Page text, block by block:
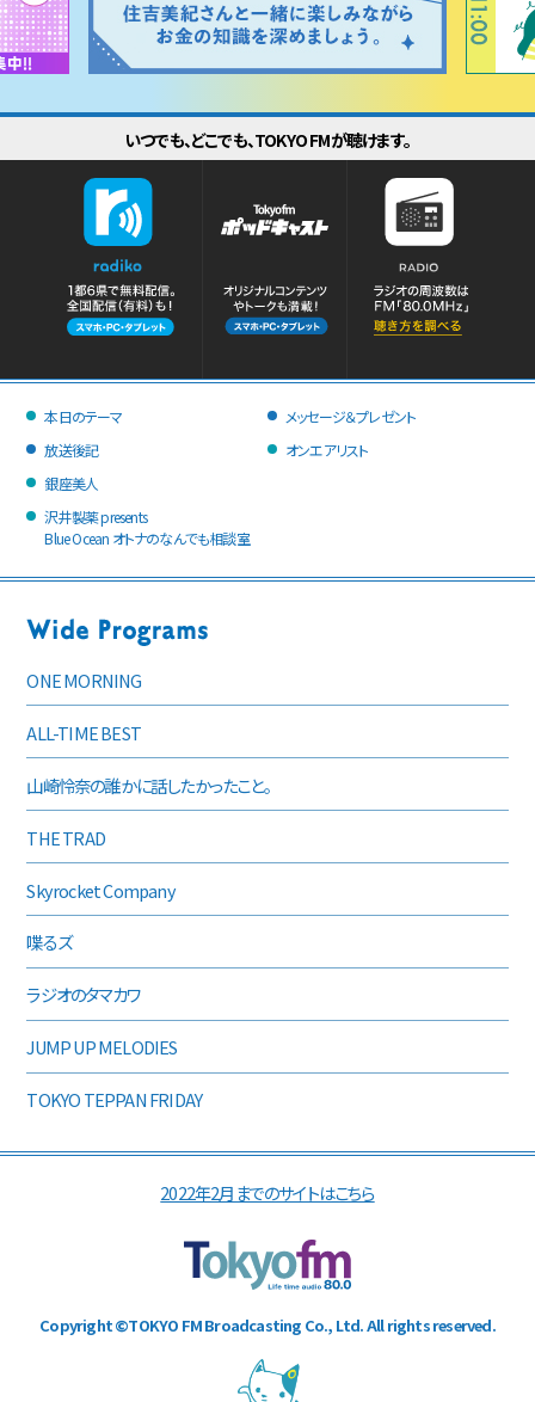
いつでも、どこでも、TOKYO FMが聴けます。
本日のテーマ
放送後記
メッセージ＆プレゼント
オンエアリスト
銀座美人
沢井製薬 presents
Blue Ocean オトナのなんでも相談室
ONE MORNING
ALL-TIME BEST
山崎怜奈の誰かに話したかったこと。
THE TRAD
Skyrocket Company
喋るズ
ラジオのタマカワ
JUMP UP MELODIES
TOKYO TEPPAN FRIDAY
2022年2月までのサイトはこちら
Copyright ©TOKYO FM Broadcasting Co., Ltd. All rights reserved.